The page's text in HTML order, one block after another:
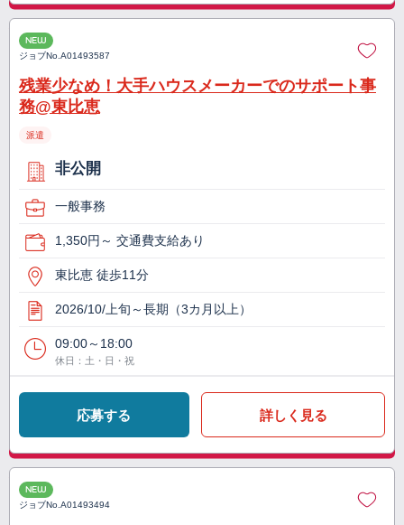
NEW
ジョブNo.A01493587
残業少なめ！大手ハウスメーカーでのサポート事
務@東比恵
派遣
非公開
一般事務
1,350円～ 交通費支給あり
東比恵 徒歩11分
2026/10/上旬～長期（3カ月以上）
09:00～18:00
休日：土・日・祝
応募する 詳しく見る
NEW
ジョブNo.A01493494